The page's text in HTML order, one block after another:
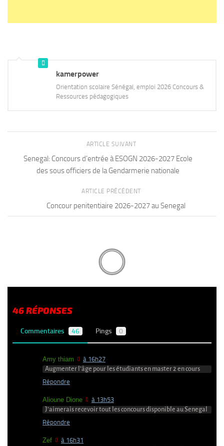
kamerpower
Orientation scolaire Sénégal, emploi 2026 Concours &
Ressources pédagogiques
ARTICLE SUIVANT
Senegal: Concours d’entrée à ESOGN 2026-2027 Ecole
des sous officiers de la Gendarmerie nationale
ARTICLE PRÉCÉDENT
Concour penitentiaire 2026-2027 au Senegal
46 RÉPONSES
Commentaires 46 Pings 0
Amy thiam à 16h27
Augmenter l’âge pour les étudiants en master 2 en cours
Répondre
Alioune Dione à 13h53
J’aimerais recevoir tout les concours disponible au Senegal
Répondre
Zef à 16h31